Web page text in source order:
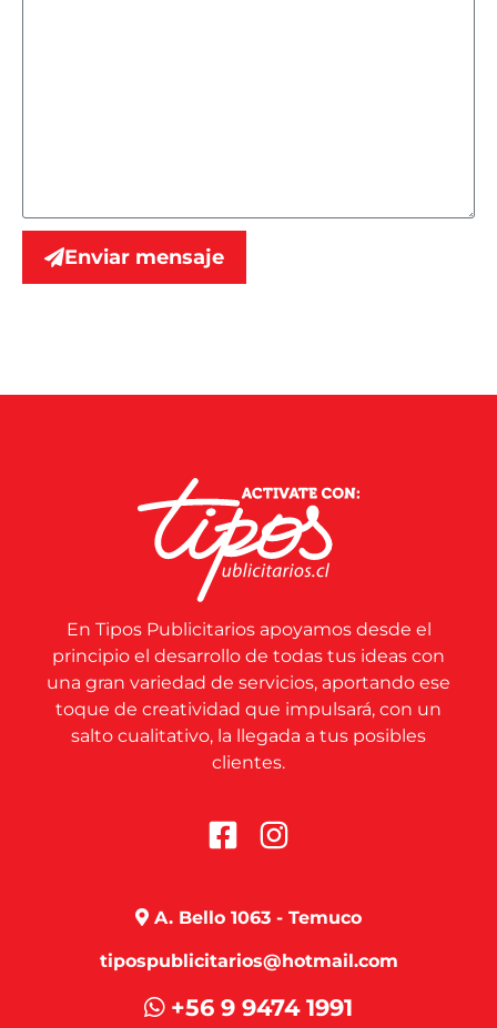
Enviar mensaje
En Tipos Publicitarios apoyamos desde el
principio el desarrollo de todas tus ideas con
una gran variedad de servicios, aportando ese
toque de creatividad que impulsará, con un
salto cualitativo, la llegada a tus posibles
clientes.
A. Bello 1063 - Temuco
tipospublicitarios@hotmail.com
+56 9 9474 1991